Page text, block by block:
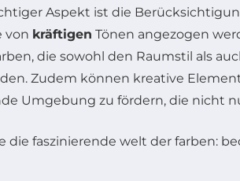
Aspekt ist die
von kräftigen Tönen angezogen
die sowohl den Raumstil als
Zudem können kreative
Umgebung zu fördern, die nicht